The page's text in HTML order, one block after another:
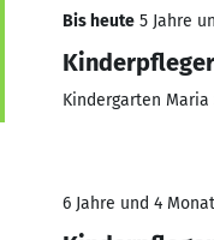
Bis heute 5 Jahre
Kindergarten Maria
6 Jahre und 4